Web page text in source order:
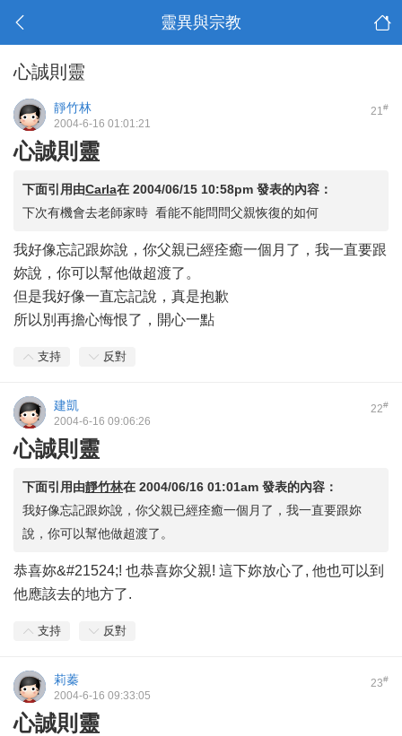
靈異與宗教
心誠則靈
21#
靜竹林
2004-6-16 01:01:21
心誠則靈
下面引用由Carla在 2004/06/15 10:58pm 發表的內容：
下次有機會去老師家時 看能不能問問父親恢復的如何
我好像忘記跟妳說，你父親已經痊癒一個月了，我一直要跟
妳說，你可以幫他做超渡了。
但是我好像一直忘記說，真是抱歉
所以別再擔心悔恨了，開心一點
支持 反對
22#
建凱
2004-6-16 09:06:26
心誠則靈
下面引用由靜竹林在 2004/06/16 01:01am 發表的內容：
我好像忘記跟妳說，你父親已經痊癒一個月了，我一直要跟妳
說，你可以幫他做超渡了。
恭喜妳&#21524;! 也恭喜妳父親! 這下妳放心了, 他也可以到
他應該去的地方了.
支持 反對
23#
莉蓁
2004-6-16 09:33:05
心誠則靈